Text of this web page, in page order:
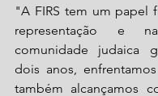
"A FIRS tem um papel
representação e
comunidade judaica
dois anos,
também alcançamos